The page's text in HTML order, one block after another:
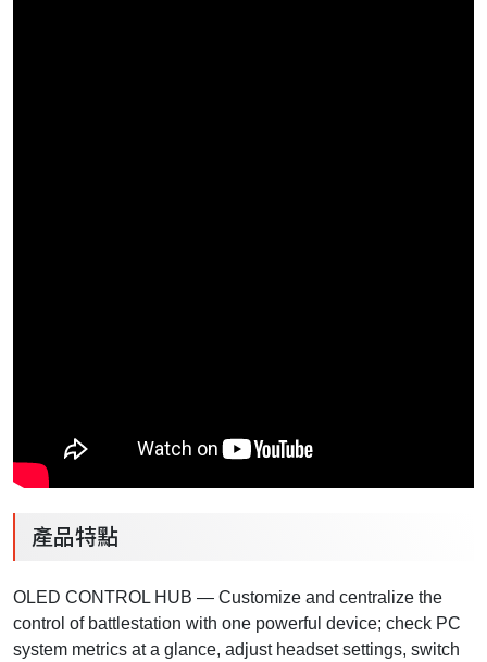
產品特點
OLED CONTROL HUB — Customize and centralize the
control of battlestation with one powerful device; check PC
system metrics at a glance, adjust headset settings, switch